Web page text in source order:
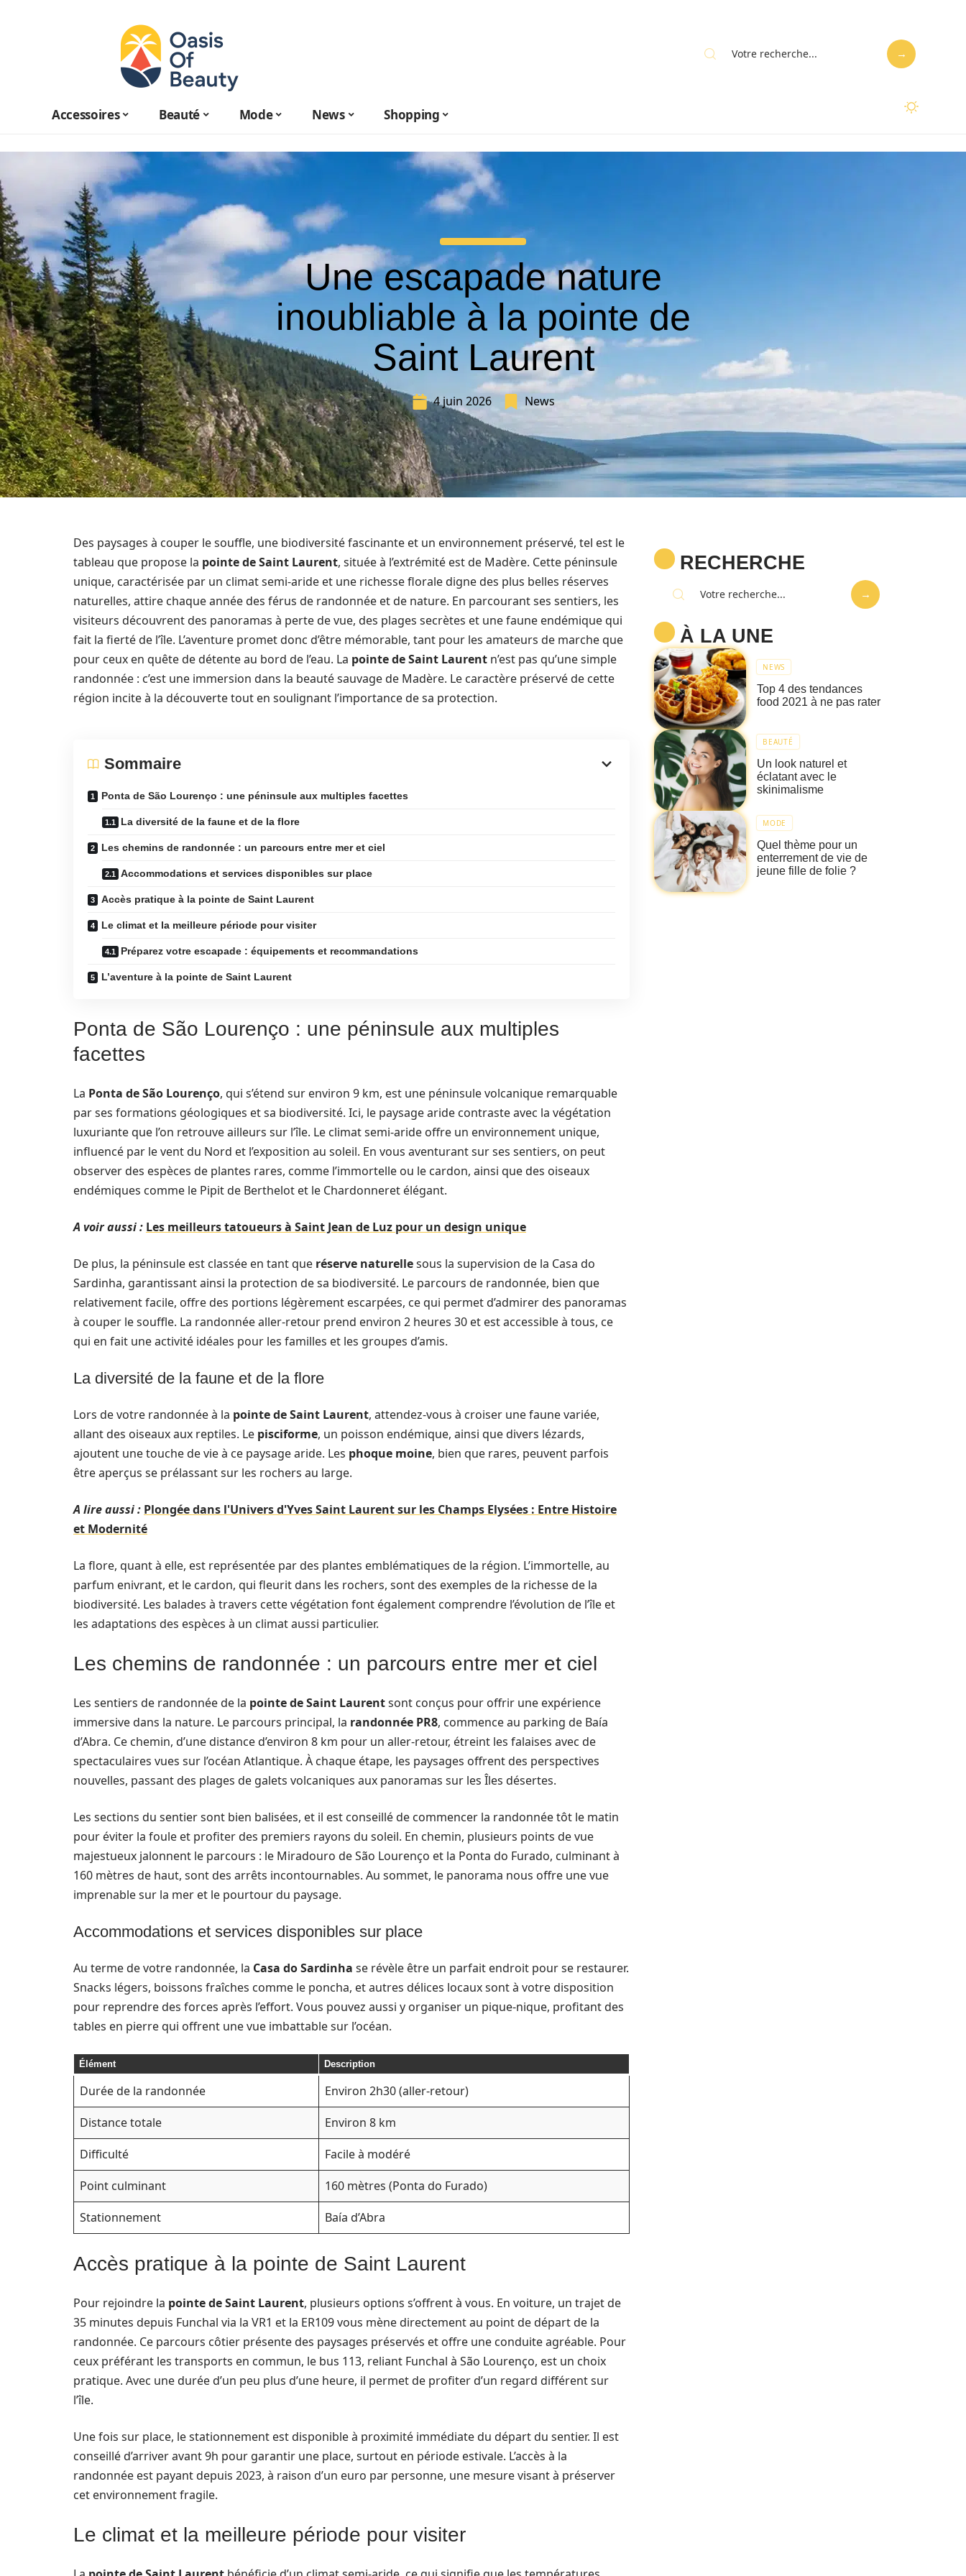
Accessoires Beauté Mode News Shopping
Une escapade nature
inoubliable à la pointe de
Saint Laurent
4 juin 2026 News
Des paysages à couper le souffle, une biodiversité fascinante et un environnement préservé, tel est le
tableau que propose la pointe de Saint Laurent, située à l’extrémité est de Madère. Cette péninsule
unique, caractérisée par un climat semi-aride et une richesse florale digne des plus belles réserves
naturelles, attire chaque année des férus de randonnée et de nature. En parcourant ses sentiers, les
visiteurs découvrent des panoramas à perte de vue, des plages secrètes et une faune endémique qui
fait la fierté de l’île. L’aventure promet donc d’être mémorable, tant pour les amateurs de marche que
pour ceux en quête de détente au bord de l’eau. La pointe de Saint Laurent n’est pas qu’une simple
randonnée : c’est une immersion dans la beauté sauvage de Madère. Le caractère préservé de cette
région incite à la découverte tout en soulignant l’importance de sa protection.
Sommaire
Ponta de São Lourenço : une péninsule aux multiples facettes
La diversité de la faune et de la flore
Les chemins de randonnée : un parcours entre mer et ciel
Accommodations et services disponibles sur place
Accès pratique à la pointe de Saint Laurent
Le climat et la meilleure période pour visiter
Préparez votre escapade : équipements et recommandations
L’aventure à la pointe de Saint Laurent
Ponta de São Lourenço : une péninsule aux multiples
facettes
La Ponta de São Lourenço, qui s’étend sur environ 9 km, est une péninsule volcanique remarquable
par ses formations géologiques et sa biodiversité. Ici, le paysage aride contraste avec la végétation
luxuriante que l’on retrouve ailleurs sur l’île. Le climat semi-aride offre un environnement unique,
influencé par le vent du Nord et l’exposition au soleil. En vous aventurant sur ses sentiers, on peut
observer des espèces de plantes rares, comme l’immortelle ou le cardon, ainsi que des oiseaux
endémiques comme le Pipit de Berthelot et le Chardonneret élégant.
A voir aussi : Les meilleurs tatoueurs à Saint Jean de Luz pour un design unique
De plus, la péninsule est classée en tant que réserve naturellesous la supervision de la Casa do
Sardinha, garantissant ainsi la protection de sa biodiversité. Le parcours de randonnée, bien que
relativement facile, offre des portions légèrement escarpées, ce qui permet d’admirer des panoramas
à couper le souffle. La randonnée aller-retour prend environ 2 heures 30 et est accessible à tous, ce
qui en fait une activité idéales pour les familles et les groupes d’amis.
La diversité de la faune et de la flore
Lors de votre randonnée à la pointe de Saint Laurent, attendez-vous à croiser une faune variée,
allant des oiseaux aux reptiles. Le pisciforme, un poisson endémique, ainsi que divers lézards,
ajoutent une touche de vie à ce paysage aride. Les phoque moine, bien que rares, peuvent parfois
être aperçus se prélassant sur les rochers au large.
A lire aussi : Plongée dans l'Univers d'Yves Saint Laurent sur les Champs Elysées : Entre Histoire
et Modernité
La flore, quant à elle, est représentée par des plantes emblématiques de la région. L’immortelle, au
parfum enivrant, et le cardon, qui fleurit dans les rochers, sont des exemples de la richesse de la
biodiversité. Les balades à travers cette végétation font également comprendre l’évolution de l’île et
les adaptations des espèces à un climat aussi particulier.
Les chemins de randonnée : un parcours entre mer et ciel
Les sentiers de randonnée de la pointe de Saint Laurentsont conçus pour offrir une expérience
immersive dans la nature. Le parcours principal, la randonnée PR8, commence au parking de Baía
d’Abra. Ce chemin, d’une distance d’environ 8 km pour un aller-retour, étreint les falaises avec de
spectaculaires vues sur l’océan Atlantique. À chaque étape, les paysages offrent des perspectives
nouvelles, passant des plages de galets volcaniques aux panoramas sur les Îles désertes.
Les sections du sentier sont bien balisées, et il est conseillé de commencer la randonnée tôt le matin
pour éviter la foule et profiter des premiers rayons du soleil. En chemin, plusieurs points de vue
majestueux jalonnent le parcours : le Miradouro de São Lourenço et la Ponta do Furado, culminant à
160 mètres de haut, sont des arrêts incontournables. Au sommet, le panorama nous offre une vue
imprenable sur la mer et le pourtour du paysage.
Accommodations et services disponibles sur place
Au terme de votre randonnée, la Casa do Sardinha se révèle être un parfait endroit pour se restaurer.
Snacks légers, boissons fraîches comme le poncha, et autres délices locaux sont à votre disposition
pour reprendre des forces après l’effort. Vous pouvez aussi y organiser un pique-nique, profitant des
tables en pierre qui offrent une vue imbattable sur l’océan.
Élément Description
Durée de la randonnée
Environ 2h30 (aller-retour)
Distance totale
Environ 8 km
Difficulté
Facile à modéré
Point culminant
160 mètres (Ponta do Furado)
Stationnement
Baía d’Abra
Accès pratique à la pointe de Saint Laurent
Pour rejoindre la pointe de Saint Laurent, plusieurs options s’offrent à vous. En voiture, un trajet de
35 minutes depuis Funchal via la VR1 et la ER109 vous mène directement au point de départ de la
randonnée. Ce parcours côtier présente des paysages préservés et offre une conduite agréable. Pour
ceux préférant les transports en commun, le bus 113, reliant Funchal à São Lourenço, est un choix
pratique. Avec une durée d’un peu plus d’une heure, il permet de profiter d’un regard différent sur
l’île.
Une fois sur place, le stationnement est disponible à proximité immédiate du départ du sentier. Il est
conseillé d’arriver avant 9h pour garantir une place, surtout en période estivale. L’accès à la
randonnée est payant depuis 2023, à raison d’un euro par personne, une mesure visant à préserver
cet environnement fragile.
Le climat et la meilleure période pour visiter
RECHERCHE
À LA UNE
NEWS
Top 4 des tendances
food 2021 à ne pas rater
BEAUTÉ
Un look naturel et
éclatant avec le
skinimalisme
MODE
Quel thème pour un
enterrement de vie de
jeune fille de folie ?